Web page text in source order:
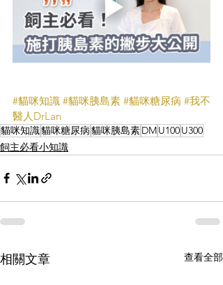
#貓咪知識 #貓咪胰島素 #貓咪糖尿病 #我不
醫人DrLan
貓咪知識貓咪糖尿病貓咪胰島素DMU100U300
飼主必看小知識
相關文章 查看全部